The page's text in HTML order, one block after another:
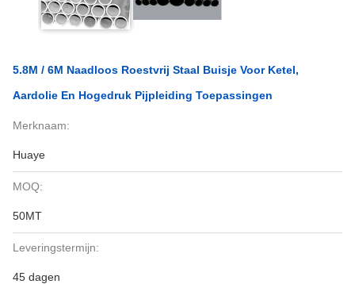
5.8M / 6M Naadloos Roestvrij Staal Buisje Voor Ketel,
Aardolie En Hogedruk Pijpleiding Toepassingen
Merknaam:
Huaye
MOQ:
50MT
Leveringstermijn:
45 dagen